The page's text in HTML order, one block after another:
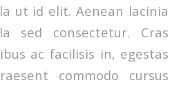
ut id elit. Aenean lacinia
sed consectetur. Cras
ac facilisis in, egestas
commodo cursus